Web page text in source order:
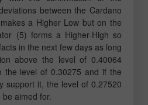
between the Cardano
a Higher Low but on the
(5) forms a Higher-High so
in the next few days as long
above the level of 0.40064
the level of 0.30275 and if the
support it, the level of 0.27520
aimed for.